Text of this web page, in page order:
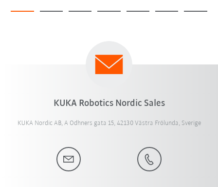
KUKA Robotics Nordic Sales
KUKA Nordic AB, A Odhners gata 15, 42130 Västra Frölunda, Sverige